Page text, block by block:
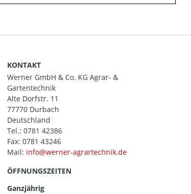
KONTAKT
Werner GmbH & Co. KG Agrar- &
Gartentechnik
Alte Dorfstr. 11
77770 Durbach
Deutschland
Tel.: 0781 42386
Fax: 0781 43246
Mail:
ÖFFNUNGSZEITEN
Ganzjährig